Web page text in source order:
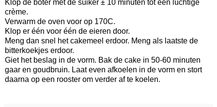
Klop de boter met de suiker ± 10 minuten tot een luchtige
crème.
Verwarm de oven voor op 170C.
Klop er één voor één de eieren door.
Meng dan snel het cakemeel erdoor. Meng als laatste de
bitterkoekjes erdoor.
Giet het beslag in de vorm. Bak de cake in 50-60 minuten
gaar en goudbruin. Laat even afkoelen in de vorm en stort
daarna op een rooster om verder af te koelen.